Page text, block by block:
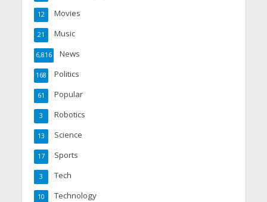
Movies
12
Music
21
News
6,816
Politics
168
Popular
61
Robotics
3
Science
13
Sports
17
Tech
3
Technology
10